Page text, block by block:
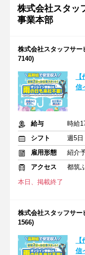
株式会社スタ
事業本部
株式会社スタッフサ
7140)
信
給与
時給
シフト
週5日
雇用形態
紹介
アクセス
都筑
本日、掲載終了
株式会社スタッフサ
1566)
信